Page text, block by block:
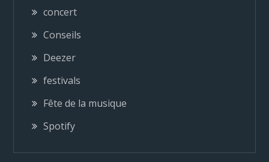
o
n
d
e
concert
Conseils
Deezer
festivals
Fête de la musique
Spotify